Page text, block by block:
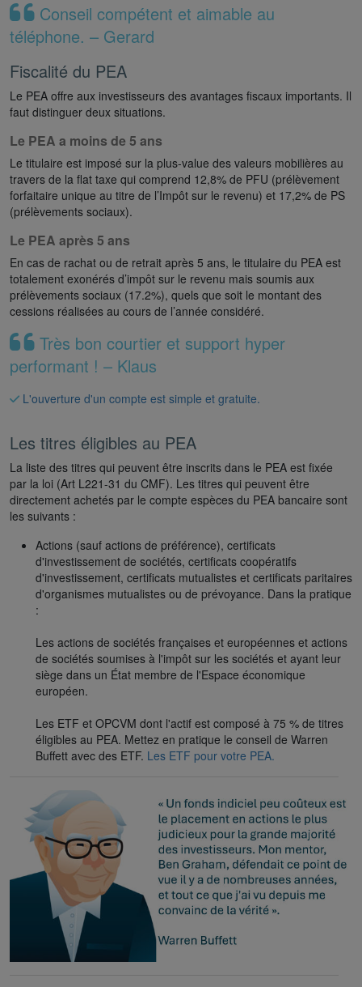
Conseil compétent et aimable au
téléphone. – Gerard
Fiscalité du PEA
Le PEA offre aux investisseurs des avantages fiscaux importants. Il
faut distinguer deux situations.
Le PEA a moins de 5 ans
Le titulaire est imposé sur la plus-value des valeurs mobilières au
travers de la flat taxe qui comprend 12,8% de PFU (prélèvement
forfaitaire unique au titre de l’Impôt sur le revenu) et 17,2% de PS
(prélèvements sociaux).
Le PEA après 5 ans
En cas de rachat ou de retrait après 5 ans, le titulaire du PEA est
totalement exonérés d’impôt sur le revenu mais soumis aux
prélèvements sociaux (17.2%), quels que soit le montant des
cessions réalisées au cours de l’année considéré.
Très bon courtier et support hyper
performant ! – Klaus
L'ouverture d'un compte est simple et gratuite.
Les titres éligibles au PEA
La liste des titres qui peuvent être inscrits dans le PEA est fixée
par la loi (Art L221-31 du CMF). Les titres qui peuvent être
directement achetés par le compte espèces du PEA bancaire sont
les suivants :
Actions (sauf actions de préférence), certificats
d'investissement de sociétés, certificats coopératifs
d'investissement, certificats mutualistes et certificats paritaires
d'organismes mutualistes ou de prévoyance. Dans la pratique
:
Les actions de sociétés françaises et européennes et actions
de sociétés soumises à l'impôt sur les sociétés et ayant leur
siège dans un État membre de l'Espace économique
européen.
Les ETF et OPCVM dont l'actif est composé à 75 % de titres
éligibles au PEA. Mettez en pratique le conseil de Warren
Buffett avec des ETF. Les ETF pour votre PEA.